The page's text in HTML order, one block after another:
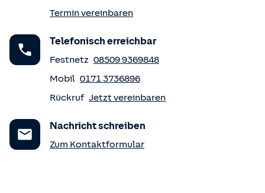
Termin vereinbaren
Telefonisch erreichbar
Festnetz 08509 9369848
Mobil 0171 3736896
Rückruf Jetzt vereinbaren
Nachricht schreiben
Zum Kontaktformular